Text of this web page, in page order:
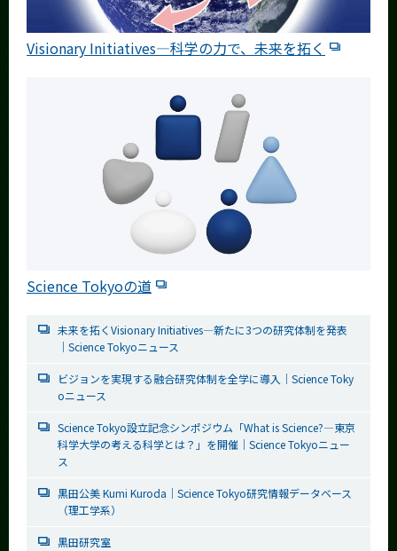
Visionary Initiatives―科学の力で、未来を拓く
Science Tokyoの道
未来を拓くVisionary Initiatives—新たに3つの研究体制を発表
｜Science Tokyoニュース
ビジョンを実現する融合研究体制を全学に導入｜Science Toky
oニュース
Science Tokyo設立記念シンポジウム「What is Science?—東京
科学大学の考える科学とは？」を開催｜Science Tokyoニュー
ス
黒田公美 Kumi Kuroda｜Science Tokyo研究情報データベース
（理工学系）
黒田研究室